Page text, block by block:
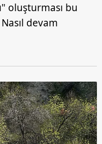
oluşturması bu
devam